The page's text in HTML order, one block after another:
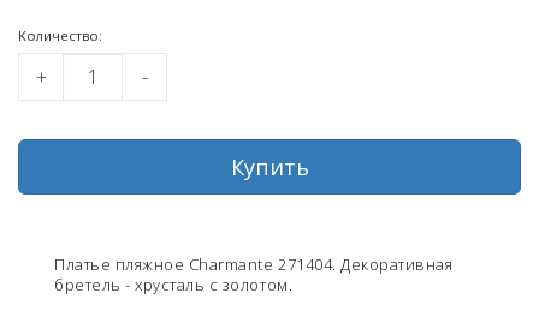
Kоличество:
+ -
Купить
Платье пляжное Charmante 271404. Декоративная
бретель - хрусталь с золотом.